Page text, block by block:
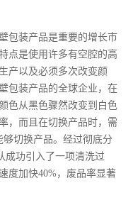
包装产品是重要的增长市
点是使用许多有空腔的高
产以及必须多次改变颜
包装产品的全球企业，在
色从黑色骤然改变到白色
，而且在切换产品时，需
切换产品。经过彻底分
成功引入了一项清洗过
度加快40%，废品率显著